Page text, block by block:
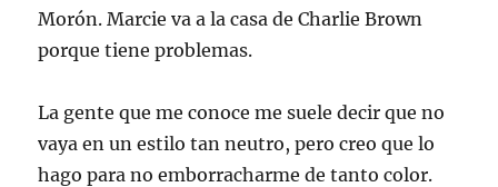
Morón. Marcie va a la casa de Charlie Brown
porque tiene problemas.
La gente que me conoce me suele decir que no
vaya en un estilo tan neutro, pero creo que lo
hago para no emborracharme de tanto color.